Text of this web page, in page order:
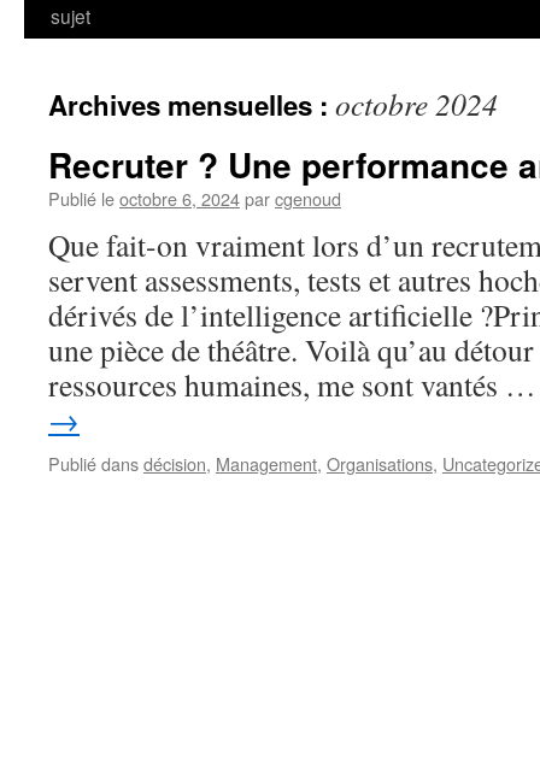
sujet
Archives mensuelles : octobre 2024
Recruter ? Une performance
Publié leoctobre 6, 2024parcgenoud
Que fait-on vraiment lors d’un
servent assessments, tests et autres
dérivés de l’intelligence artificielle
une pièce de théâtre. Voilà qu’au
ressources humaines, me sont vantés
→
Publié dansdécision, Management, Organisations,